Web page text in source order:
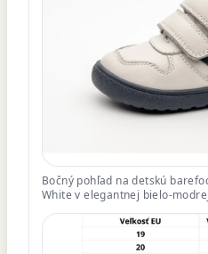
Bočný pohľad na detskú
White v elegantnej bielo-